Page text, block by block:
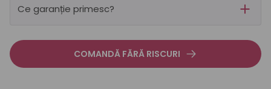
Ce garanție primesc?
COMANDĂ FĂRĂ RISCURI